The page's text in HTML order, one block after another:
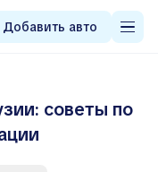
Добавить авто
советы по